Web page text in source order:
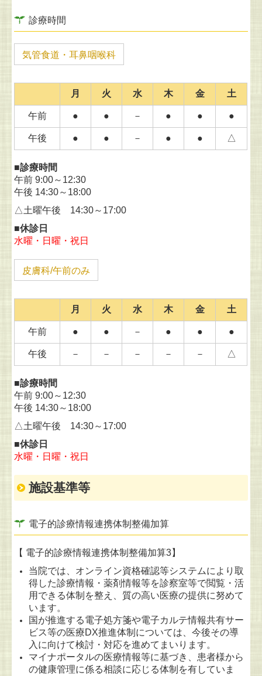
診療時間
気管食道・耳鼻咽喉科
月 火 水 木 金 土
午前 ● ● － ● ● ●
午後 ● ● － ● ● △
■診療時間
午前 9:00～12:30
午後 14:30～18:00
△土曜午後 14:30～17:00
■休診日
水曜・日曜・祝日
皮膚科/午前のみ
月 火 水 木 金 土
午前 ● ● － ● ● ●
午後 － － － － － △
■診療時間
午前 9:00～12:30
午後 14:30～18:00
△土曜午後 14:30～17:00
■休診日
水曜・日曜・祝日
施設基準等
電子的診療情報連携体制整備加算
【 電子的診療情報連携体制整備加算3】
当院では、オンライン資格確認等システムにより取
得した診療情報・薬剤情報等を診察室等で閲覧・活
用できる体制を整え、質の高い医療の提供に努めて
います。
国が推進する電子処方箋や電子カルテ情報共有サー
ビス等の医療DX推進体制については、今後その導
入に向けて検討・対応を進めてまいります。
マイナポータルの医療情報等に基づき、患者様から
の健康管理に係る相談に応じる体制を有していま